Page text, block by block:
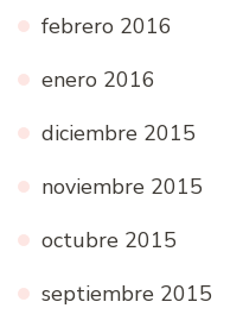
febrero 2016
enero 2016
diciembre 2015
noviembre 2015
octubre 2015
septiembre 2015